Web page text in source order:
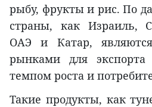
рыбу, фрукты и рис. По
страны, как Израиль,
ОАЭ и Катар,
рынками для
темпом роста и
Такие продукты, как